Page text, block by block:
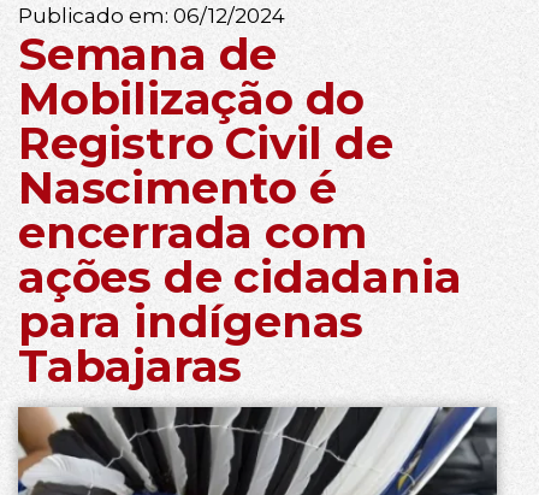
Publicado em: 06/12/2024
Semana de
Mobilização do
Registro Civil de
Nascimento é
encerrada com
ações de cidadania
para indígenas
Tabajaras